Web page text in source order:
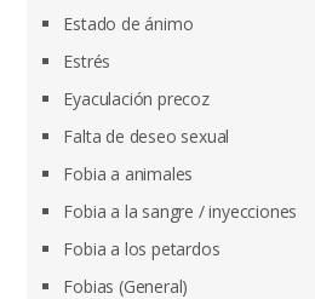
Estado de ánimo
Estrés
Eyaculación precoz
Falta de deseo sexual
Fobia a animales
Fobia a la sangre / inyecciones
Fobia a los petardos
Fobias (General)